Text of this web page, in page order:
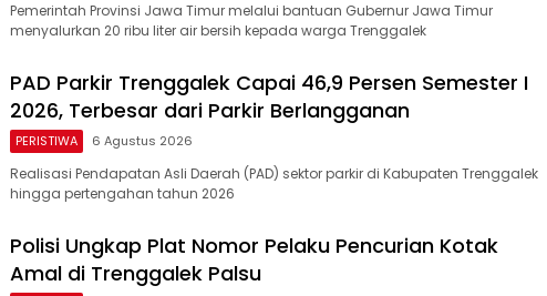
Pemerintah Provinsi Jawa Timur melalui bantuan Gubernur Jawa Timur
menyalurkan 20 ribu liter air bersih kepada warga Trenggalek
PAD Parkir Trenggalek Capai 46,9 Persen Semester I
2026, Terbesar dari Parkir Berlangganan
PERISTIWA 6 Agustus 2026
Realisasi Pendapatan Asli Daerah (PAD) sektor parkir di Kabupaten Trenggalek
hingga pertengahan tahun 2026
Polisi Ungkap Plat Nomor Pelaku Pencurian Kotak
Amal di Trenggalek Palsu